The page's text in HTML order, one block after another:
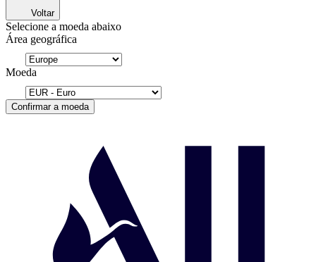
Voltar
Selecione a moeda abaixo
Área geográfica
Moeda
Confirmar a moeda